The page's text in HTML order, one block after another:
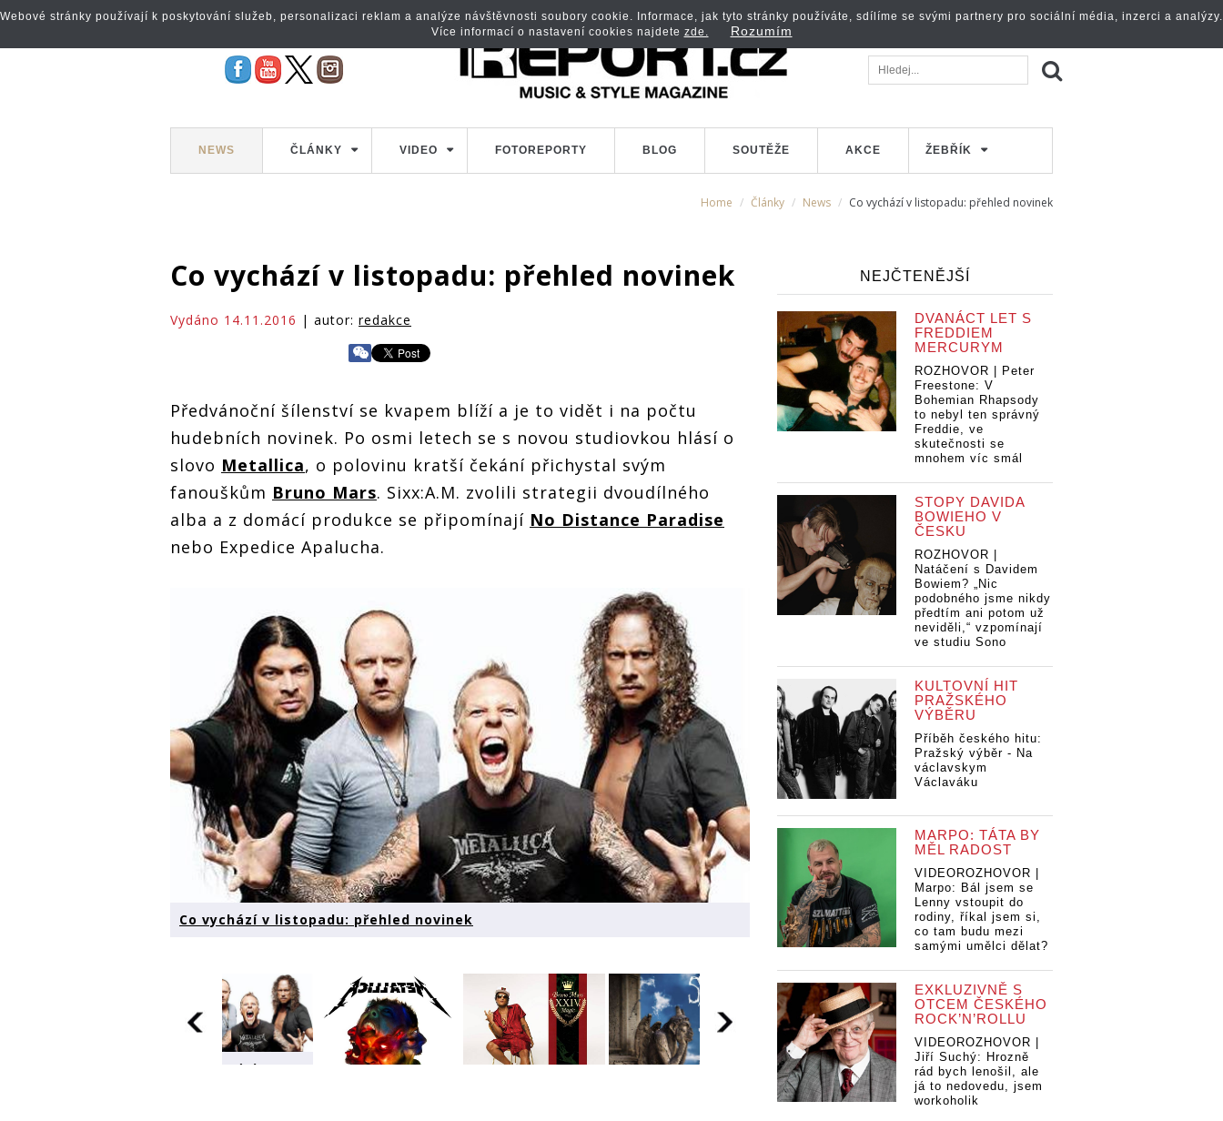
NEWS ČLÁNKY VIDEO FOTOREPORTY BLOG SOUTĚŽE AKCE ŽEBŘÍK
Home Články News Co vychází v listopadu: přehled novinek
Co vychází v listopadu: přehled novinek
Vydáno 14.11.2016 | autor: redakce
Předvánoční šílenství se kvapem blíží a je to vidět i na počtu
hudebních novinek. Po osmi letech se s novou studiovkou hlásí o
slovo Metallica, o polovinu kratší čekání přichystal svým
fanouškům Bruno Mars. Sixx:A.M. zvolili strategii dvoudílného
alba a z domácí produkce se připomínají No Distance Paradise
nebo Expedice Apalucha.
Co vychází v listopadu: přehled novinek
Co vychází v
NEJČTENĚJŠÍ
DVANÁCT LET S
FREDDIEM
MERCURYM
ROZHOVOR | Peter
Freestone: V
Bohemian Rhapsody
to nebyl ten správný
Freddie, ve
skutečnosti se
mnohem víc smál
STOPY DAVIDA
BOWIEHO V
ČESKU
ROZHOVOR |
Natáčení s Davidem
Bowiem? „Nic
podobného jsme nikdy
předtím ani potom už
neviděli,“ vzpomínají
ve studiu Sono
KULTOVNÍ HIT
PRAŽSKÉHO
VÝBĚRU
Příběh českého hitu:
Pražský výběr - Na
václavskym
Václaváku
MARPO: TÁTA BY
MĚL RADOST
VIDEOROZHOVOR |
Marpo: Bál jsem se
Lenny vstoupit do
rodiny, říkal jsem si,
co tam budu mezi
samými umělci dělat?
EXKLUZIVNĚ S
OTCEM ČESKÉHO
ROCK’N’ROLLU
VIDEOROZHOVOR |
Jiří Suchý: Hrozně
rád bych lenošil, ale
já to nedovedu, jsem
workoholik
Webové stránky používají k poskytování služeb, personalizaci reklam a analýze návštěvnosti soubory cookie. Informace, jak tyto stránky používáte, sdílíme se svými partnery pro sociální média, inzerci a analýzy.
Více informací o nastavení cookies najdete zde. Rozumím